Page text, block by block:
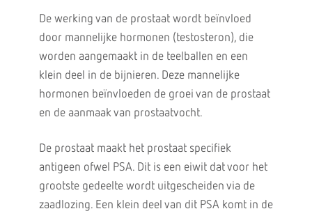
De werking van de prostaat wordt beïnvloed
door mannelijke hormonen (testosteron), die
worden aangemaakt in de teelballen en een
klein deel in de bijnieren. Deze mannelijke
hormonen beïnvloeden de groei van de prostaat
en de aanmaak van prostaatvocht.
De prostaat maakt het prostaat specifiek
antigeen ofwel PSA. Dit is een eiwit dat voor het
grootste gedeelte wordt uitgescheiden via de
zaadlozing. Een klein deel van dit PSA komt in de